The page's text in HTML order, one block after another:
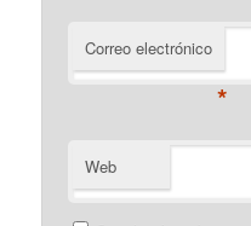
Correo electrónico
*
Web